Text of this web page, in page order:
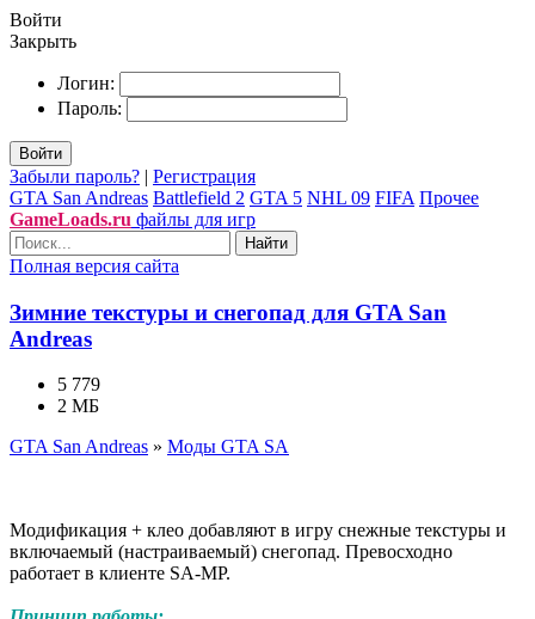
Войти
Закрыть
Логин:
Пароль:
Войти
Забыли пароль? | Регистрация
GTA San Andreas Battlefield 2 GTA 5 NHL 09 FIFA Прочее
GameLoads.ru файлы для игр
Найти
Полная версия сайта
Зимние текстуры и снегопад для GTA San
Andreas
5 779
2 МБ
GTA San Andreas » Моды GTA SA
Модификация + клео добавляют в игру снежные текстуры и
включаемый (настраиваемый) снегопад. Превосходно
работает в клиенте SA-MP.